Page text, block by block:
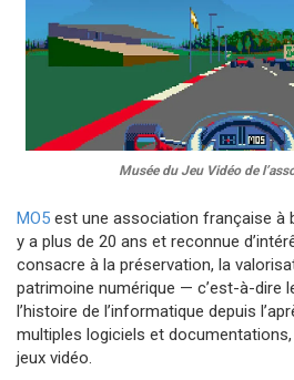
Musée du Jeu Vidéo de
MO5 est une association française à
y a plus de 20 ans et reconnue
consacre à la préservation, la
patrimoine numérique — c’est-à-dire
l’histoire de l’informatique depuis
multiples logiciels et
jeux vidéo.